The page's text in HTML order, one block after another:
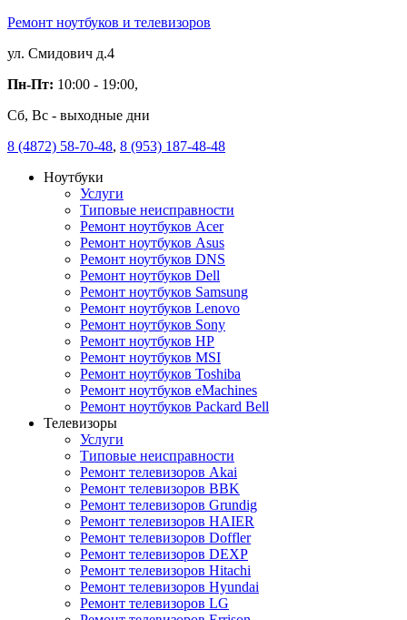
Ремонт ноутбуков и телевизоров
ул. Смидович д.4
Пн-Пт: 10:00 - 19:00,
Сб, Вс - выходные дни
8 (4872) 58-70-48, 8 (953) 187-48-48
Ноутбуки
Услуги
Типовые неисправности
Ремонт ноутбуков Acer
Ремонт ноутбуков Asus
Ремонт ноутбуков DNS
Ремонт ноутбуков Dell
Ремонт ноутбуков Samsung
Ремонт ноутбуков Lenovo
Ремонт ноутбуков Sony
Ремонт ноутбуков HP
Ремонт ноутбуков MSI
Ремонт ноутбуков Toshiba
Ремонт ноутбуков eMachines
Ремонт ноутбуков Packard Bell
Телевизоры
Услуги
Типовые неисправности
Ремонт телевизоров Akai
Ремонт телевизоров BBK
Ремонт телевизоров Grundig
Ремонт телевизоров HAIER
Ремонт телевизоров Doffler
Ремонт телевизоров DEXP
Ремонт телевизоров Hitachi
Ремонт телевизоров Hyundai
Ремонт телевизоров LG